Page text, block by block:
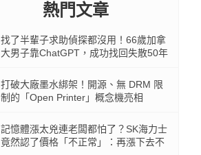
熱門文章
找了半輩子求助偵探都沒用！66歲加拿
大男子靠ChatGPT，成功找回失散50年
打破大廠墨水綁架！開源、無 DRM 限
制的「Open Printer」概念機亮相
記憶體漲太兇連老闆都怕了？SK海力士
竟然認了價格「不正常」：再漲下去不